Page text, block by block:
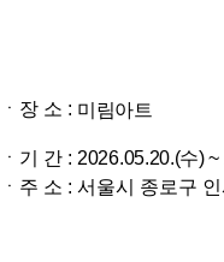
ㆍ장 소 : 미림아트
ㆍ기 간 : 2026.05.20.(수)
ㆍ주 소 : 서울시 종로구